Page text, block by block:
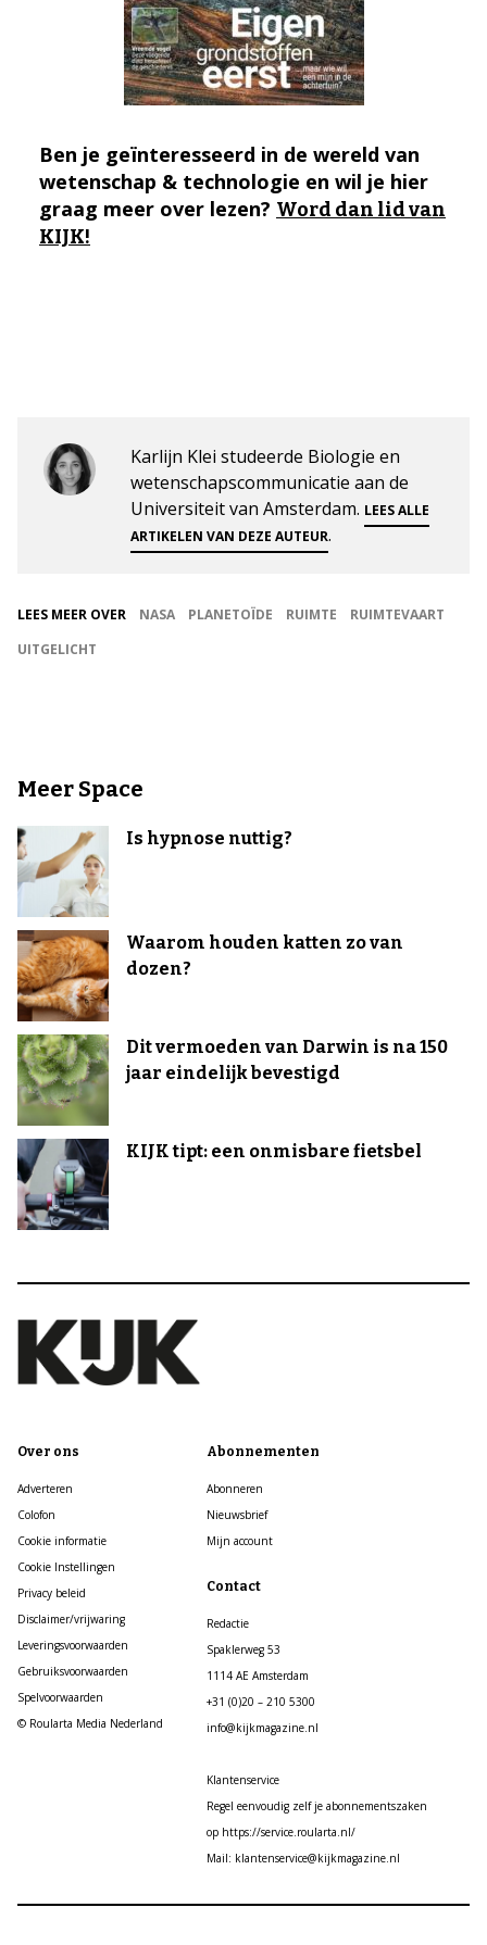
Ben je geïnteresseerd in de wereld van
wetenschap & technologie en wil je hier
graag meer over lezen? Word dan lid van
KIJK!
Karlijn Klei studeerde Biologie en
wetenschapscommunicatie aan de
Universiteit van Amsterdam. LEES ALLE
ARTIKELEN VAN DEZE AUTEUR.
LEES MEER OVER NASA PLANETOÏDE RUIMTE
RUIMTEVAART
UITGELICHT
Meer Space
Is hypnose nuttig?
Waarom houden katten zo van
dozen?
Dit vermoeden van Darwin is na 150
jaar eindelijk bevestigd
KIJK tipt: een onmisbare fietsbel
Over ons
Adverteren
Colofon
Cookie informatie
Cookie Instellingen
Privacy beleid
Disclaimer/vrijwaring
Leveringsvoorwaarden
Gebruiksvoorwaarden
Spelvoorwaarden
© Roularta Media Nederland
Abonnementen
Abonneren
Nieuwsbrief
Mijn account
Contact
Redactie
Spaklerweg 53
1114 AE Amsterdam
+31 (0)20 – 210 5300
info@kijkmagazine.nl
Klantenservice
Regel eenvoudig zelf je abonnementszaken
op https://service.roularta.nl/
Mail: klantenservice@kijkmagazine.nl